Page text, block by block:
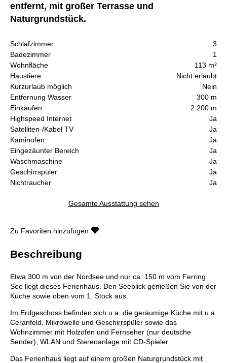
entfernt, mit großer Terrasse und
Naturgrundstück.
Schlafzimmer
3
Badezimmer
1
Wohnfläche
113 m²
Haustiere
Nicht erlaubt
Kurzurlaub möglich
Nein
Entfernung Wasser
300 m
Einkaufen
2.200 m
Highspeed Internet
Ja
Satelliten-/Kabel TV
Ja
Kaminofen
Ja
Eingezäunter Bereich
Ja
Waschmaschine
Ja
Geschirrspüler
Ja
Nichtraucher
Ja
Gesamte Ausstattung sehen
Zu Favoriten hinzufügen
Beschreibung
Etwa 300 m von der Nordsee und nur ca. 150 m vom Ferring
See liegt dieses Ferienhaus. Den Seeblick genießen Sie von der
Küche sowie oben vom 1. Stock aus.
Im Erdgeschoss befinden sich u.a. die geräumige Küche mit u.a.
Ceranfeld, Mikrowelle und Geschirrspüler sowie das
Wohnzimmer mit Holzofen und Fernseher (nur deutsche
Sender), WLAN und Stereoanlage mit CD-Spieler.
Das Ferienhaus liegt auf einem großen Naturgrundstück mit